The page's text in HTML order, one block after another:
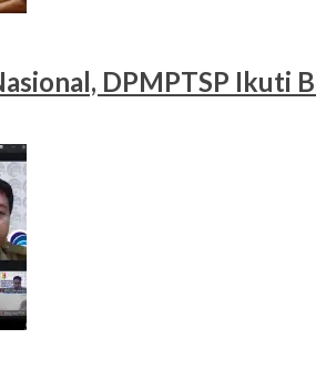
DPMPTSP